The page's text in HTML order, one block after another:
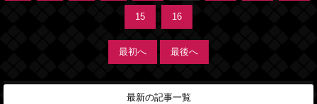
15 16
最初へ 最後へ
最新の記事一覧